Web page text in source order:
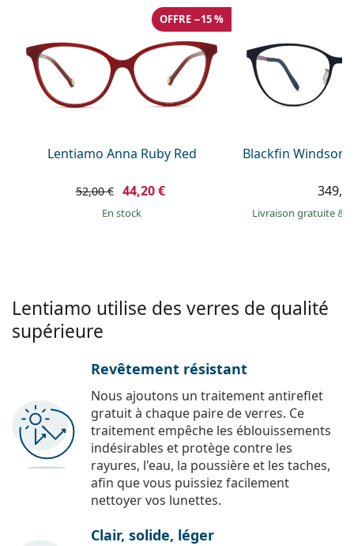
Prada
Toutes les marques
Lentiamo Anna Ruby Red
OFFRE −15 %
52,00 € 44,20 €
en stock
Blackfin Windsor
Livraison gratuite&
Lentiamo utilise des verres de qualité
supérieure
Revêtement résistant
Nous ajoutons un traitement antireflet
gratuit à chaque paire de verres. Ce
traitement empêche les éblouissements
indésirables et protège contre les
rayures, l'eau, la poussière et les taches,
afin que vous puissiez facilement
nettoyer vos lunettes.
Clair, solide, léger